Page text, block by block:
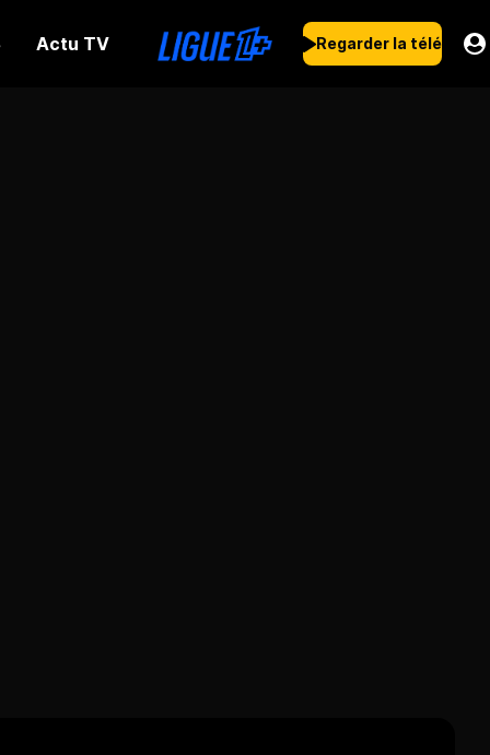
Actu TV Regarder la télé